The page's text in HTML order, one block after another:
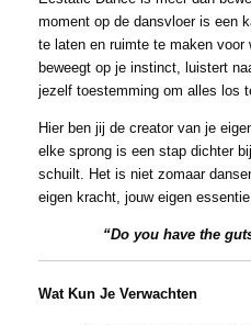
moment op de dansvloer is een
te laten en ruimte te maken voor
beweegt op je instinct, luistert
jezelf toestemming om alles los
Hier ben jij de creator van je
elke sprong is een stap dichter
schuilt. Het is niet zomaar
eigen kracht, jouw eigen essentie.
“Do you have the
Wat Kun Je Verwachten